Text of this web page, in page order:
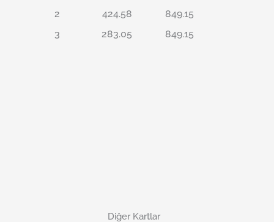
2
424.58
849.15
3
283.05 849.15
Diğer Kartlar